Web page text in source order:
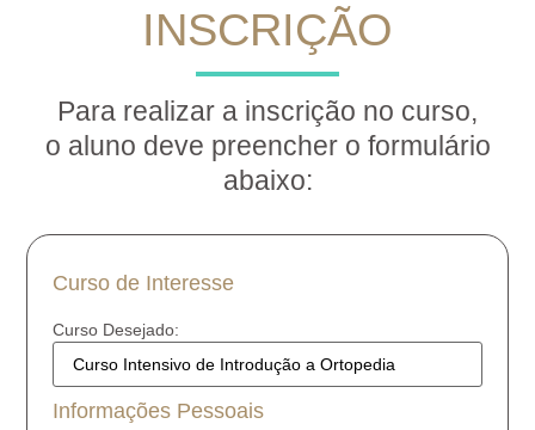
INSCRIÇÃO
Para realizar a inscrição no curso,
o aluno deve preencher o formulário
abaixo:
Curso de Interesse
Curso Desejado:
Informações Pessoais